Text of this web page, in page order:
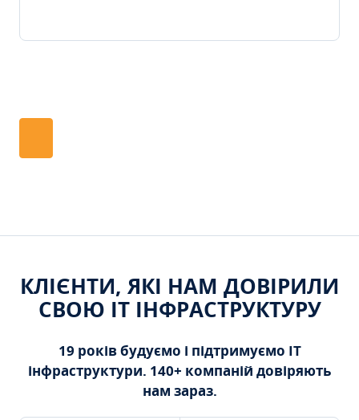
КЛІЄНТИ, ЯКІ НАМ ДОВІРИЛИ
СВОЮ ІТ ІНФРАСТРУКТУРУ
19 років будуємо і підтримуємо ІТ
інфраструктури. 140+ компаній довіряють
нам зараз.